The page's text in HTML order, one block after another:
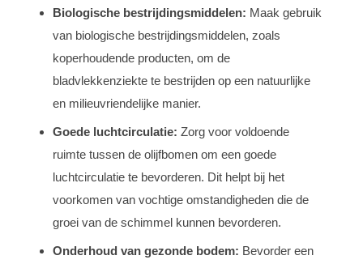
Biologische bestrijdingsmiddelen: Maak gebruik
van biologische bestrijdingsmiddelen, zoals
koperhoudende producten, om de
bladvlekkenziekte te bestrijden op een natuurlijke
en milieuvriendelijke manier.
Goede luchtcirculatie: Zorg voor voldoende
ruimte tussen de olijfbomen om een goede
luchtcirculatie te bevorderen. Dit helpt bij het
voorkomen van vochtige omstandigheden die de
groei van de schimmel kunnen bevorderen.
Onderhoud van gezonde bodem: Bevorder een